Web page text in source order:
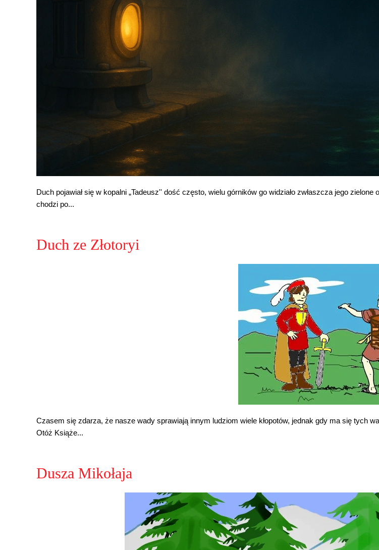
Duch pojawiał się w kopalni „Tadeusz'' dość często, wielu górników go widziało zwłaszcza jego
chodzi po...
Duch ze Złotoryi
Czasem się zdarza, że nasze wady sprawiają innym ludziom wiele kłopotów, jednak gdy ma się tych
Otóż Książe...
Dusza Mikołaja